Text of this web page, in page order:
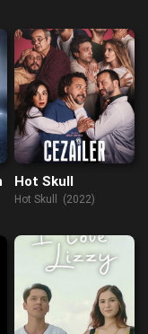
Hot Skull
Hot Skull (2022)